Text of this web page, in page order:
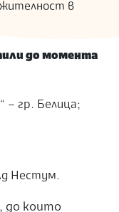
в
до момента
– гр. Белица;
Нестум.
до които